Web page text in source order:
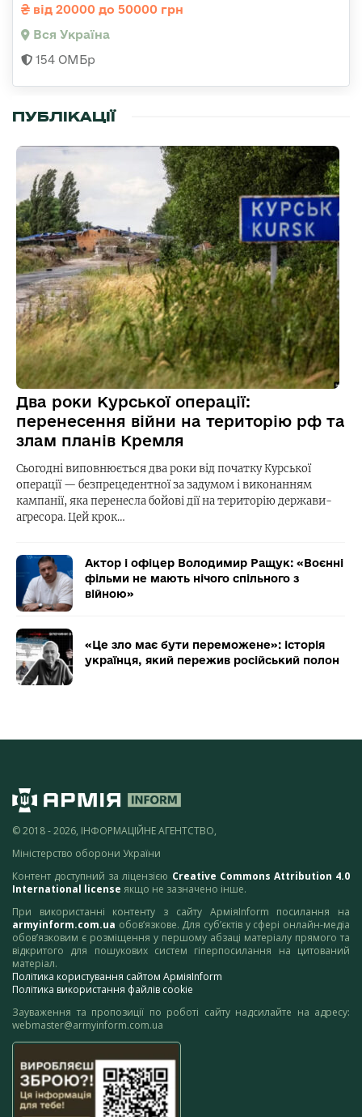
від 20000 до 50000 грн
Вся Україна
154 ОМБр
ПУБЛІКАЦІЇ
Два роки Курської операції:
перенесення війни на територію рф та
злам планів Кремля
Сьогодні виповнюється два роки від початку Курської
операції — безпрецедентної за задумом і виконанням
кампанії, яка перенесла бойові дії на територію держави-
агресора. Цей крок…
Актор і офіцер Володимир Ращук: «Воєнні
фільми не мають нічого спільного з
війною»
«Це зло має бути переможене»: історія
українця, який пережив російський полон
© 2018 - 2026, ІНФОРМАЦІЙНЕ АГЕНТСТВО,
Міністерство оборони України
Контент доступний за ліцензією Creative Commons Attribution 4.0
International license якщо не зазначено інше.
При використанні контенту з сайту АрміяInform посилання на
armyinform.com.ua обов’язкове. Для суб’єктів у сфері онлайн-медіа
обов’язковим є розміщення у першому абзаці матеріалу прямого та
відкритого для пошукових систем гіперпосилання на цитований
матеріал.
Політика користування сайтом АрміяInform
Політика використання файлів cookie
Зауваження та пропозиції по роботі сайту надсилайте на адресу:
webmaster@armyinform.com.ua